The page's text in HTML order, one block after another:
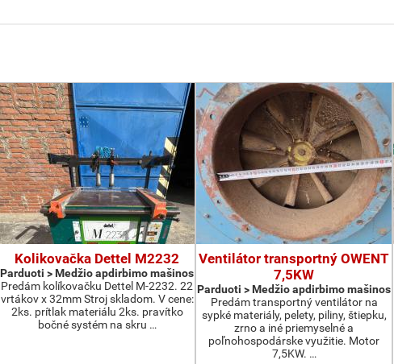
Kolikovačka Dettel M2232
Parduoti > Medžio apdirbimo mašinos
Predám kolíkovačku Dettel M-2232. 22
vrtákov x 32mm Stroj skladom. V cene:
2ks. prítlak materiálu 2ks. pravítko
bočné systém na skru …
Ventilátor transportný OWENT
7,5KW
Parduoti > Medžio apdirbimo mašinos
Predám transportný ventilátor na
sypké materiály, pelety, piliny, štiepku,
zrno a iné priemyselné a
poľnohospodárske využitie. Motor
7,5KW. …